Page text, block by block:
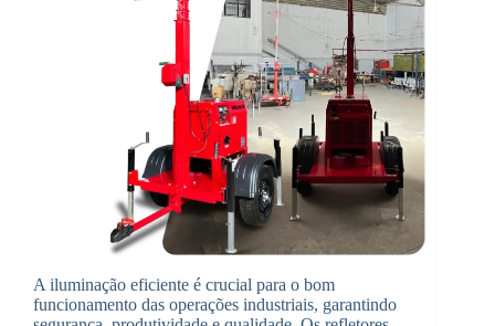
A iluminação eficiente é crucial para o bom
funcionamento das operações industriais, garantindo